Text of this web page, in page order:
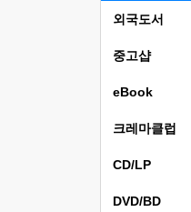
외국도서
중고샵
eBook
크레마클럽
CD/LP
DVD/BD